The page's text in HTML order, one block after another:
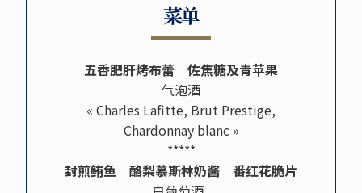
菜单
五香肥肝烤布蕾 佐焦糖及青苹果
气泡酒
« Charles Lafitte, Brut Prestige,
Chardonnay blanc »
*****
封煎鲔鱼 酪梨慕斯林奶酱 番红花脆片